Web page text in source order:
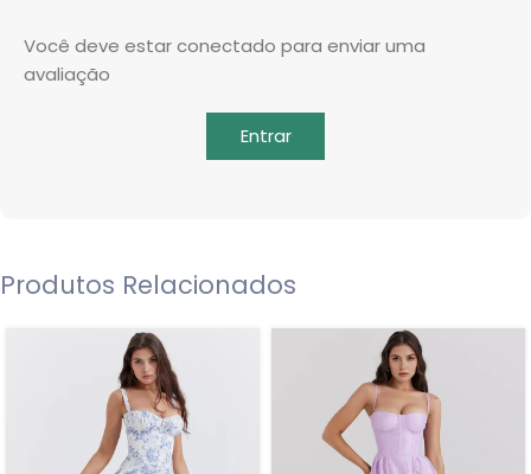
Você deve estar conectado para enviar uma
avaliação
Entrar
Produtos Relacionados